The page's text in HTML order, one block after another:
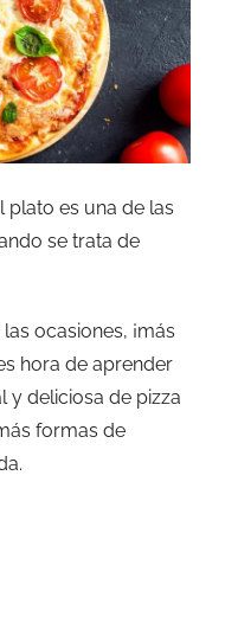
plato es una de las
se trata de
ocasiones, ¡más
hora de aprender
y deliciosa de pizza
formas de